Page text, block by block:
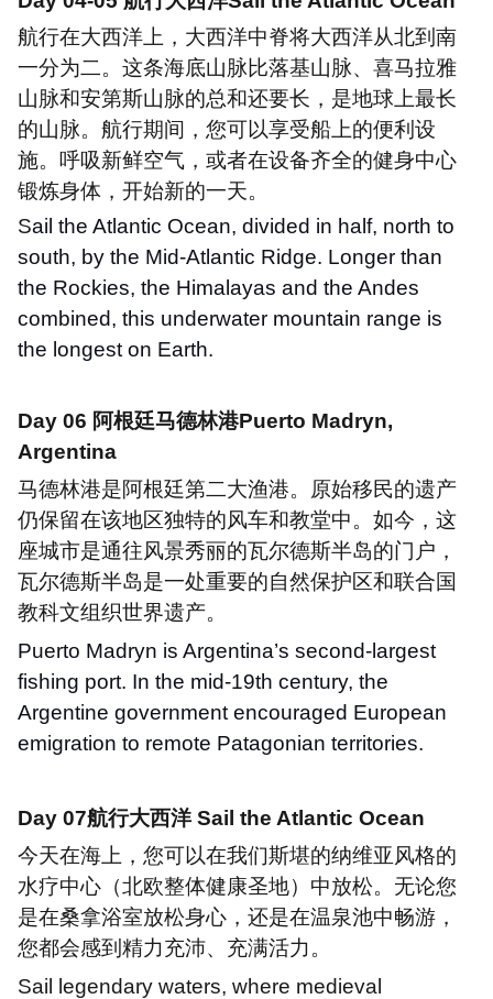
航行在大西洋上，大西洋中脊将大西洋从北到南
一分为二。这条海底山脉比落基山脉、喜马拉雅
山脉和安第斯山脉的总和还要长，是地球上最长
的山脉。航行期间，您可以享受船上的便利设
施。呼吸新鲜空气，或者在设备齐全的健身中心
锻炼身体，开始新的一天。
Sail the Atlantic Ocean, divided in half, north to
south, by the Mid-Atlantic Ridge. Longer than
the Rockies, the Himalayas and the Andes
combined, this underwater mountain range is
the longest on Earth.
Day 06 阿根廷马德林港Puerto Madryn,
Argentina
马德林港是阿根廷第二大渔港。原始移民的遗产
仍保留在该地区独特的风车和教堂中。如今，这
座城市是通往风景秀丽的瓦尔德斯半岛的门户，
瓦尔德斯半岛是一处重要的自然保护区和联合国
教科文组织世界遗产。
Puerto Madryn is Argentina’s second-largest
fishing port. In the mid-19th century, the
Argentine government encouraged European
emigration to remote Patagonian territories.
Day 07航行大西洋 Sail the Atlantic Ocean
今天在海上，您可以在我们斯堪的纳维亚风格的
水疗中心（北欧整体健康圣地）中放松。无论您
是在桑拿浴室放松身心，还是在温泉池中畅游，
您都会感到精力充沛、充满活力。
Sail legendary waters, where medieval